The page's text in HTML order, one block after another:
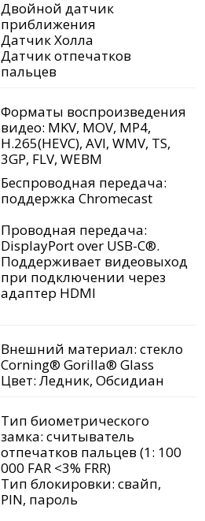
Двойной датчик
приближения
Датчик Холла
Датчик отпечатков
пальцев
Форматы воспроизведения
видео: MKV, MOV, MP4,
H.265(HEVC), AVI, WMV, TS,
3GP, FLV, WEBM
Беспроводная передача:
поддержка Chromecast
Проводная передача:
DisplayPort over USB-C®.
Поддерживает видеовыход
при подключении через
адаптер HDMI
Внешний материал: стекло
Corning® Gorilla® Glass
Цвет: Ледник, Обсидиан
Тип биометрического
замка: считыватель
отпечатков пальцев (1: 100
000 FAR <3% FRR)
Тип блокировки: свайп,
PIN, пароль